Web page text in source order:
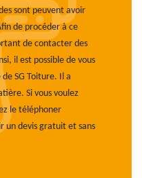
sont peuvent avoir
de procéder à ce
de contacter des
il est possible de vous
SG Toiture. Il a
Si vous voulez
le téléphoner
un devis gratuit et sans